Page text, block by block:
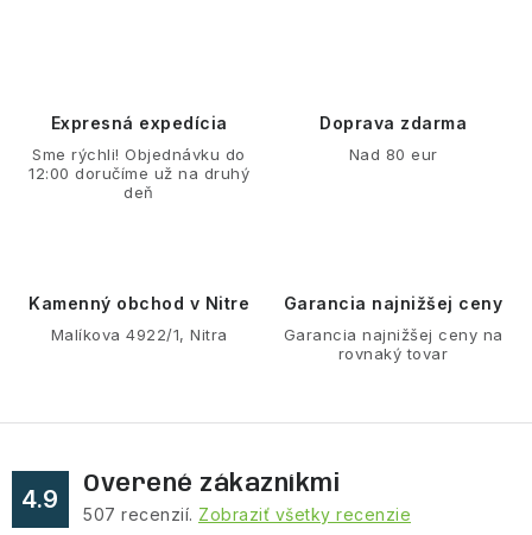
u
Expresná expedícia
Sme rýchli! Objednávku do
12:00 doručíme už na druhý
deň
Doprava zdarma
Nad 80 eur
Kamenný obchod v Nitre
Malíkova 4922/1, Nitra
Garancia najnižšej ceny
Garancia najnižšej ceny na
rovnaký tovar
4.9
Overené zákazníkmi
507 recenzií. Zobraziť všetky recenzie